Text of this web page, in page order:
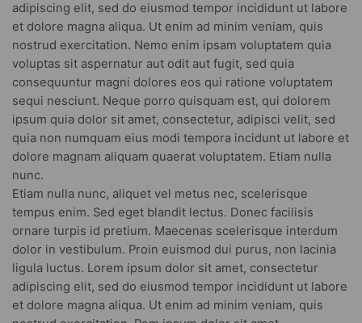
adipiscing elit, sed do eiusmod tempor incididunt ut labore
et dolore magna aliqua. Ut enim ad minim veniam, quis
nostrud exercitation. Nemo enim ipsam voluptatem quia
voluptas sit aspernatur aut odit aut fugit, sed quia
consequuntur magni dolores eos qui ratione voluptatem
sequi nesciunt. Neque porro quisquam est, qui dolorem
ipsum quia dolor sit amet, consectetur, adipisci velit, sed
quia non numquam eius modi tempora incidunt ut labore et
dolore magnam aliquam quaerat voluptatem. Etiam nulla
nunc.
Etiam nulla nunc, aliquet vel metus nec, scelerisque
tempus enim. Sed eget blandit lectus. Donec facilisis
ornare turpis id pretium. Maecenas scelerisque interdum
dolor in vestibulum. Proin euismod dui purus, non lacinia
ligula luctus. Lorem ipsum dolor sit amet, consectetur
adipiscing elit, sed do eiusmod tempor incididunt ut labore
et dolore magna aliqua. Ut enim ad minim veniam, quis